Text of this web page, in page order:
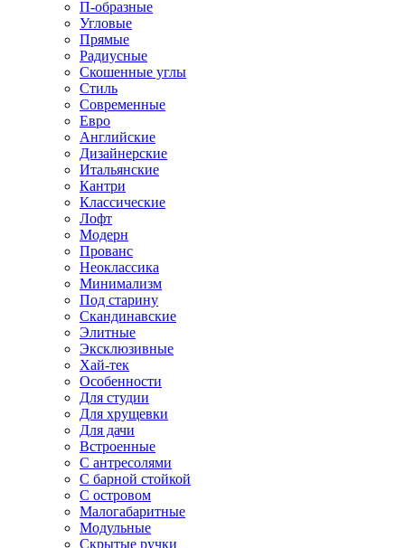
П-образные
Угловые
Прямые
Радиусные
Скошенные углы
Стиль
Современные
Евро
Английские
Дизайнерские
Итальянские
Кантри
Классические
Лофт
Модерн
Прованс
Неоклассика
Минимализм
Под старину
Скандинавские
Элитные
Эксклюзивные
Хай-тек
Особенности
Для студии
Для хрущевки
Для дачи
Встроенные
С антресолями
С барной стойкой
С островом
Малогабаритные
Модульные
Скрытые ручки